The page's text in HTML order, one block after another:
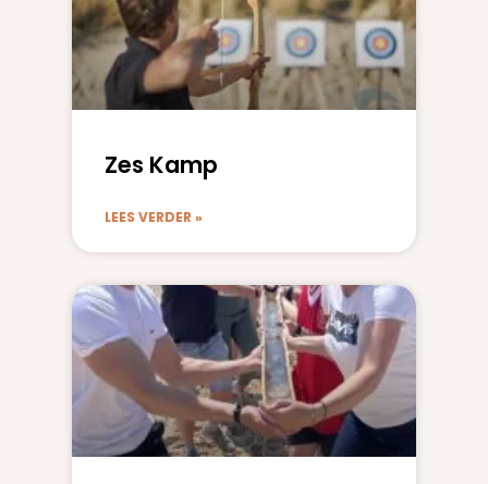
Zes Kamp
LEES VERDER »